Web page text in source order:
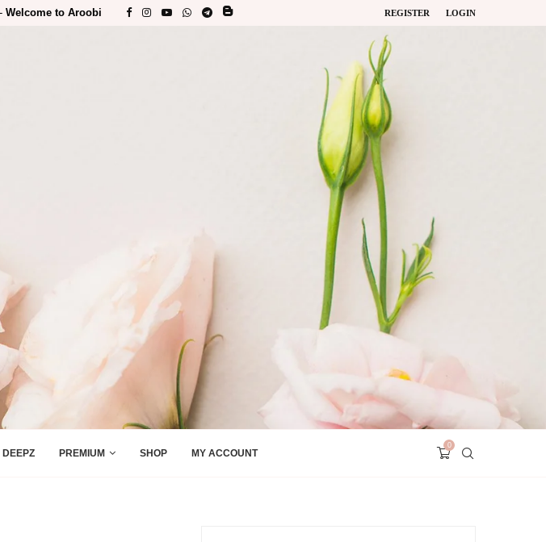
Welcome to Aroobi REGISTER LOGIN
DEEPZ PREMIUM SHOP MY ACCOUNT
0